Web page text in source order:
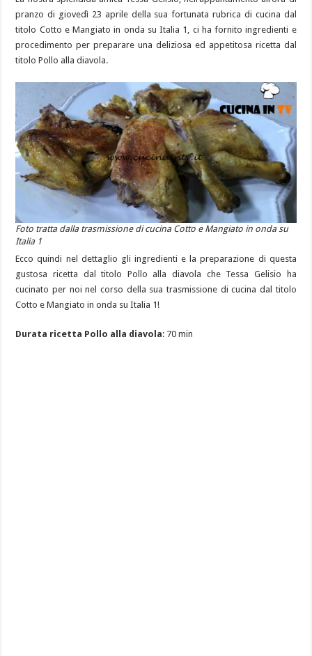
pranzo di giovedì 23 aprile della sua fortunata rubrica di cucina dal
titolo Cotto e Mangiato in onda su Italia 1, ci ha fornito ingredienti e
procedimento per preparare una deliziosa ed appetitosa ricetta dal
titolo Pollo alla diavola.
Foto tratta dalla trasmissione di cucina Cotto e Mangiato in onda su
Italia 1
Ecco quindi nel dettaglio gli ingredienti e la preparazione di questa
gustosa ricetta dal titolo Pollo alla diavola che Tessa Gelisio ha
cucinato per noi nel corso della sua trasmissione di cucina dal titolo
Cotto e Mangiato in onda su Italia 1!
Durata ricetta Pollo alla diavola: 70 min